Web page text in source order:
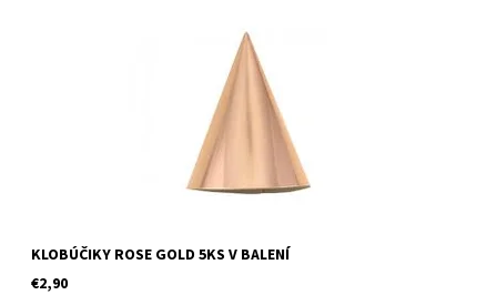
papierovy klobucik ruzovo zlaty 5ks v baleni velkost uni
KLOBÚČIKY ROSE GOLD 5KS V BALENÍ
€2,90